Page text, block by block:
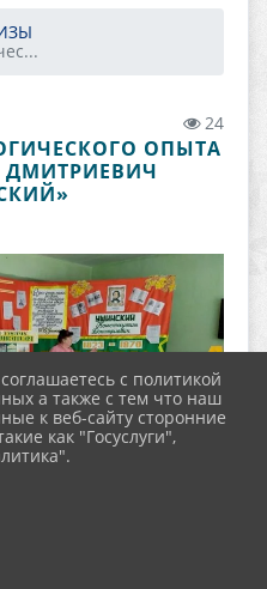
24
ОПЫТА
ДМИТРИЕВИЧ
с политикой
а также с тем что наш
к веб-сайту сторонние
как "Госуслуги",